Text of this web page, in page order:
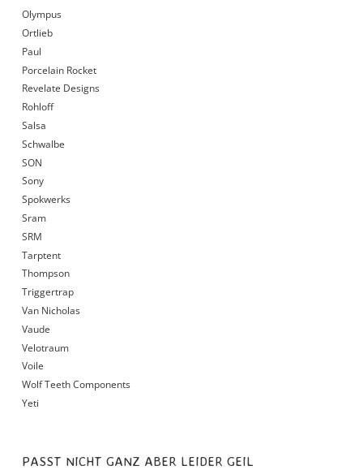
Olympus
Ortlieb
Paul
Porcelain Rocket
Revelate Designs
Rohloff
Salsa
Schwalbe
SON
Sony
Spokwerks
Sram
SRM
Tarptent
Thompson
Triggertrap
Van Nicholas
Vaude
Velotraum
Voile
Wolf Teeth Components
Yeti
PASST NICHT GANZ ABER LEIDER GEIL